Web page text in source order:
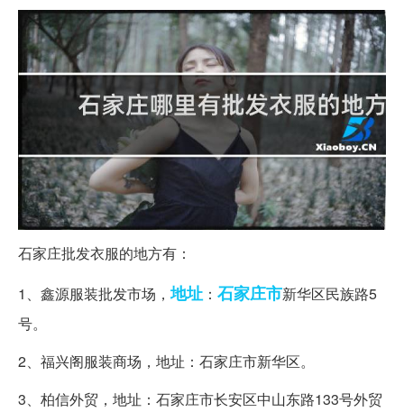
石家庄批发衣服的地方有：
1、鑫源服装批发市场，地址 ： 石家庄市新华区民族路5
号。
2、福兴阁服装商场，地址：石家庄市新华区。
3、柏信外贸，地址：石家庄市长安区中山东路133号外贸